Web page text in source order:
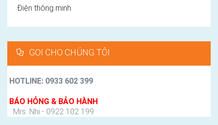
Điện thông minh
GỌI CHO CHÚNG TÔI
HOTLINE: 0933 602 399
BÁO HỎNG & BẢO HÀNH
Mrs. Nhi - 0922 102 199